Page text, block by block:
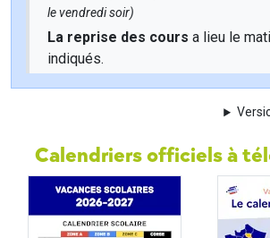
le vendredi soir)
La reprise des cours a lieu le
indiqués.
Calendriers officiels à